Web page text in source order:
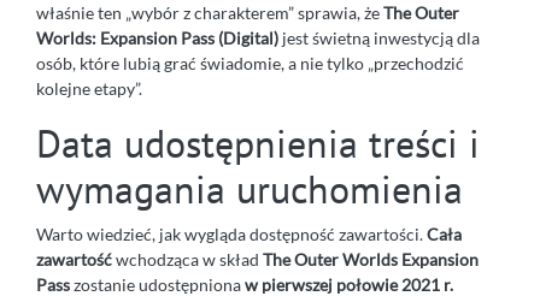
właśnie ten „wybór z charakterem” sprawia, żeThe Outer
Worlds: Expansion Pass (Digital) jest świetną inwestycją dla
osób, które lubią grać świadomie, a nie tylko „przechodzić
kolejne etapy”.
Data udostępnienia treści i
wymagania uruchomienia
Warto wiedzieć, jak wygląda dostępność zawartości.Cała
zawartośćwchodząca w skład The Outer Worlds Expansion
Passzostanie udostępnionaw pierwszej połowie 2021 r.